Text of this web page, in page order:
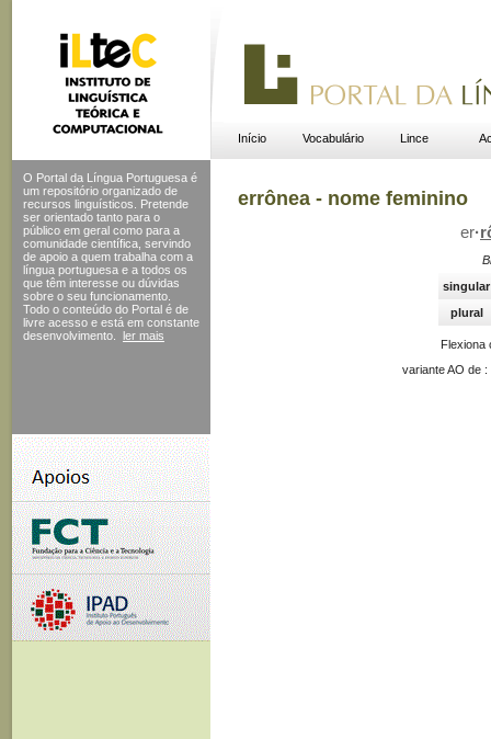
Início Vocabulário Lince
O Portal da Língua Portuguesa é
um repositório organizado de
recursos linguísticos. Pretende
ser orientado tanto para o
público em geral como para a
comunidade científica, servindo
de apoio a quem trabalha com a
língua portuguesa e a todos os
que têm interesse ou dúvidas
sobre o seu funcionamento.
Todo o conteúdo do Portal é de
livre acesso e está em constante
desenvolvimento.
ler mais
errônea - nome feminino
er·
singular
plural
Flexiona
variante AO de :